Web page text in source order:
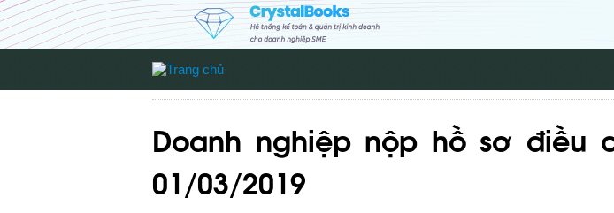
Doanh nghiệp nộp hồ sơ điều
01/03/2019